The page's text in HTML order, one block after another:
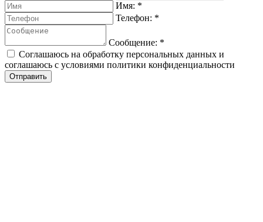
Имя: *
Телефон: *
Сообщение: *
Соглашаюсь на обработку персональных данных и
соглашаюсь с условиями политики конфиденциальности